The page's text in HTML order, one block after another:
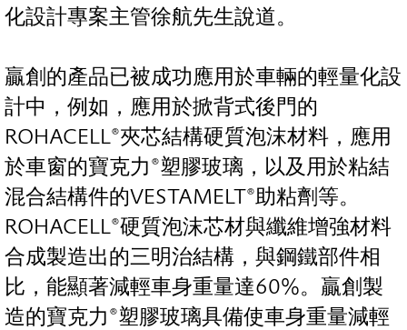
化設計專案主管徐航先生說道。
贏創的產品已被成功應用於車輛的輕量化設
計中，例如，應用於掀背式後門的
ROHACELL®夾芯結構硬質泡沫材料，應用
於車窗的寶克力®塑膠玻璃，以及用於粘結
混合結構件的VESTAMELT®助粘劑等。
ROHACELL®硬質泡沫芯材與纖維增強材料
合成製造出的三明治結構，與鋼鐵部件相
比，能顯著減輕車身重量達60%。贏創製
造的寶克力®塑膠玻璃具備使車身重量減輕